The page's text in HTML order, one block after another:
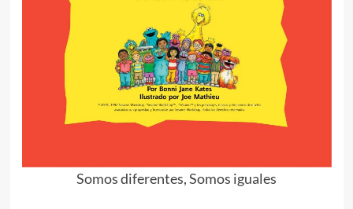
Somos diferentes, Somos iguales